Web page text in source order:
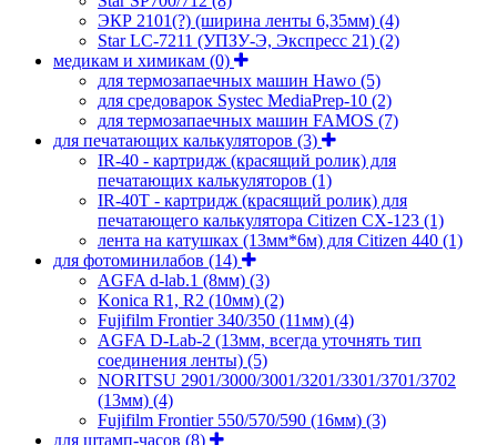
ЭКР 2101(?) (ширина ленты 6,35мм) (4)
Star LC-7211 (УПЗУ-Э, Экспресс 21) (2)
медикам и химикам (0)
для термозапаечных машин Hawo (5)
для средоварок Systec MediaPrep-10 (2)
для термозапаечных машин FAMOS (7)
для печатающих калькуляторов (3)
IR-40 - картридж (красящий ролик) для
печатающих калькуляторов (1)
IR-40T - картридж (красящий ролик) для
печатающего калькулятора Citizen CX-123 (1)
лента на катушках (13мм*6м) для Citizen 440 (1)
для фотоминилабов (14)
AGFA d-lab.1 (8мм) (3)
Konica R1, R2 (10мм) (2)
Fujifilm Frontier 340/350 (11мм) (4)
AGFA D-Lab-2 (13мм, всегда уточнять тип
соединения ленты) (5)
NORITSU 2901/3000/3001/3201/3301/3701/3702
(13мм) (4)
Fujifilm Frontier 550/570/590 (16мм) (3)
для штамп-часов (8)